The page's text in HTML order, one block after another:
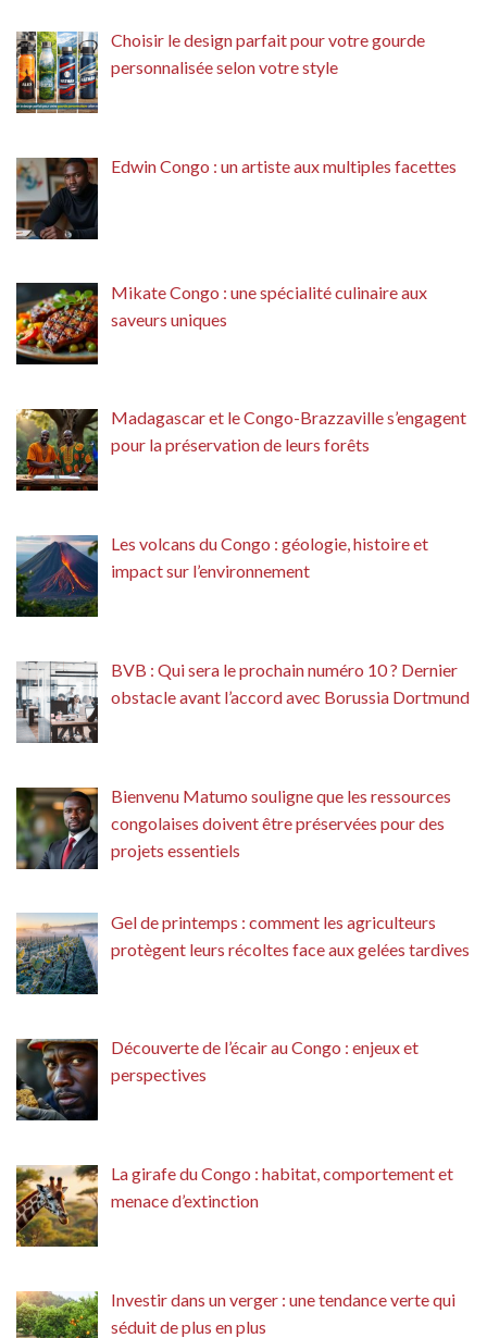
Choisir le design parfait pour votre gourde
personnalisée selon votre style
Edwin Congo : un artiste aux multiples facettes
Mikate Congo : une spécialité culinaire aux
saveurs uniques
Madagascar et le Congo-Brazzaville s’engagent
pour la préservation de leurs forêts
Les volcans du Congo : géologie, histoire et
impact sur l’environnement
BVB : Qui sera le prochain numéro 10 ? Dernier
obstacle avant l’accord avec Borussia Dortmund
Bienvenu Matumo souligne que les ressources
congolaises doivent être préservées pour des
projets essentiels
Gel de printemps : comment les agriculteurs
protègent leurs récoltes face aux gelées tardives
Découverte de l’écair au Congo : enjeux et
perspectives
La girafe du Congo : habitat, comportement et
menace d’extinction
Investir dans un verger : une tendance verte qui
séduit de plus en plus